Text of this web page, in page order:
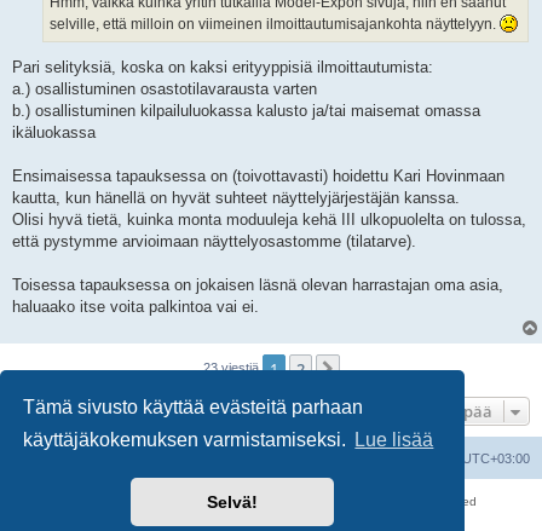
Tämä sivusto käyttää evästeitä parhaan
käyttäjäkokemuksen varmistamiseksi.
Lue lisää
Selvä!
selville, että milloin on viimeinen ilmoittautumisajankohta näyttelyyn.
Pari selityksiä, koska on kaksi erityyppisiä ilmoittautumista:
a.) osallistuminen osastotilavarausta varten
b.) osallistuminen kilpailuluokassa kalusto ja/tai maisemat omassa
ikäluokassa
Ensimaisessa tapauksessa on (toivottavasti) hoidettu Kari Hovinmaan
kautta, kun hänellä on hyvät suhteet näyttelyjärjestäjän kanssa.
Olisi hyvä tietä, kuinka monta moduuleja kehä III ulkopuolelta on tulossa,
että pystymme arvioimaan näyttelyosastomme (tilatarve).
Toisessa tapauksessa on jokaisen läsnä olevan harrastajan oma asia,
haluaako itse voita palkintoa vai ei.
23 viestiä 1 2
Seuraava
Hyppää
UTC+03:00
Keskustelufoorumin ohjelmistophpBB
® Forum Software © phpBB Limited
Käännös: phpBB Suomi (lurttinen, harritapio, Pettis)